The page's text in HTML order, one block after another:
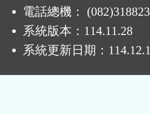
電話總機：
系統版本： 114.11.28
系統更新日期：